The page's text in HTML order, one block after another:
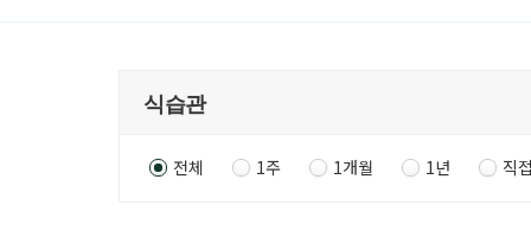
전체 1주 1개월 1년 직